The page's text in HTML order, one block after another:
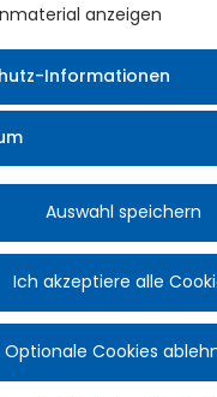
anzeigen
Informationen
Auswahl speichern
Ich akzeptiere alle
Optionale Cookies